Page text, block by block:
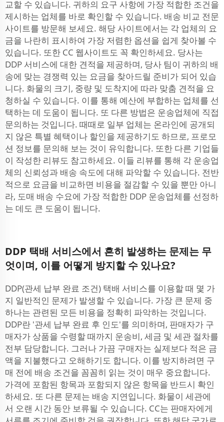
교할 수 있습니다. 귀하의 요구 사항에 가장 적합한 조건을
제시하는 업체를 바로 확인할 수 있습니다. 배송 비교 전문
사이트를 방문해 보세요. 해당 사이트에서는 각 업체의 요
금을 나란히 표시하여 가장 저렴한 옵션을 쉽게 찾아볼 수
있습니다. 또한 CC 웹사이트도 꼭 확인하세요. 당사는
DDP 서비스에 대한 견적을 제공하며, 당사 팀이 귀하의 배
송에 맞는 경쟁력 있는 요금을 찾아드릴 준비가 되어 있습
니다. 화물의 크기, 중량 및 도착지에 따라 맞춤 견적을 요
청하실 수 있습니다. 이를 통해 예산에 부합하는 업체를 선
택하는 데 도움이 됩니다. 또 다른 방법은 운송업체에 직접
문의하는 것입니다. 때때로 일부 업체는 온라인에 공개되
지 않은 특별 혜택이나 할인을 제공하기도 하므로, 프로모
션 정보를 문의해 보는 것이 유익합니다. 또한 다른 기업들
이 작성한 리뷰도 참고하세요. 이들 리뷰를 통해 각 운송업
체의 신뢰성과 배송 속도에 대해 파악할 수 있습니다. 전반
적으로 요금을 비교하면 비용을 절감할 수 있을 뿐만 아니
라, 도매 배송 수요에 가장 적합한 DDP 운송업체를 선정하
는 데도 큰 도움이 됩니다.
DDP 택배 서비스에서 흔히 발생하는 문제는 무
엇이며, 이를 어떻게 방지할 수 있나요?
DDP(관세 납부 완료 조건) 택배 서비스를 이용할 때 몇 가
지 일반적인 문제가 발생할 수 있습니다. 가장 큰 문제 중
하나는 관련된 모든 비용을 정확히 파악하는 것입니다.
DDP란 '관세 납부 완료 후 인도'를 의미하며, 판매자가 구
매자가 상품을 수령할 때까지 운송비, 세금 및 세관 절차를
전부 담당합니다. 그러나 가끔 구매자는 실제보다 적은 금
액을 지불했다고 오해하기도 합니다. 이를 방지하려면 구
매 전에 배송 조건을 꼼꼼히 읽는 것이 매우 중요합니다.
가격에 포함된 항목과 포함되지 않은 항목을 반드시 확인
하세요. 또 다른 문제는 배송 지연입니다. 화물이 세관에
서 오랜 시간 동안 보류될 수 있습니다. CC는 판매자에게